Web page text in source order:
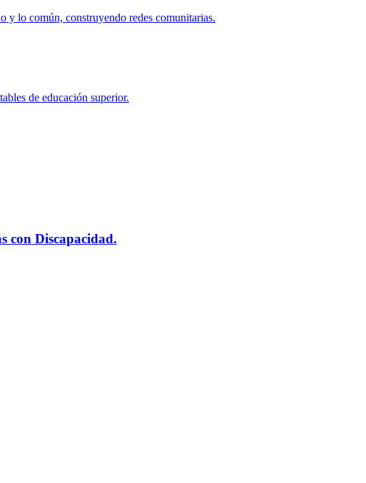
y lo común, construyendo redes comunitarias.
de educación superior.
con Discapacidad.